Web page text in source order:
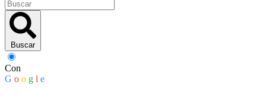
Buscar
Con
G o o g l e